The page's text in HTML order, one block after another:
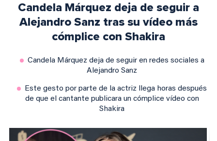
Candela Márquez deja de seguir a
Alejandro Sanz tras su vídeo más
cómplice con Shakira
Candela Márquez deja de seguir en redes sociales a
Alejandro Sanz
Este gesto por parte de la actriz llega horas después
de que el cantante publicara un cómplice vídeo con
Shakira